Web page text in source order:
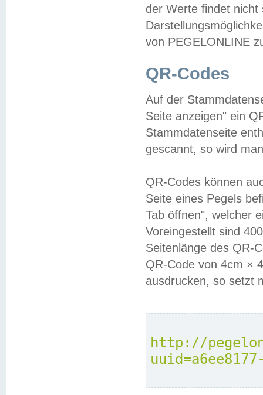
der Werte findet
von PEGELONLINE
QR-Codes
Auf der
Seite anzeigen" ein
Stammdatenseite
gescannt, so wird
QR-Codes können
Seite eines Pegels
Tab öffnen", welcher
Voreingestellt sind
Seitenlänge des QR-
QR-Code von 4cm ×
ausdrucken, so setzt
http://